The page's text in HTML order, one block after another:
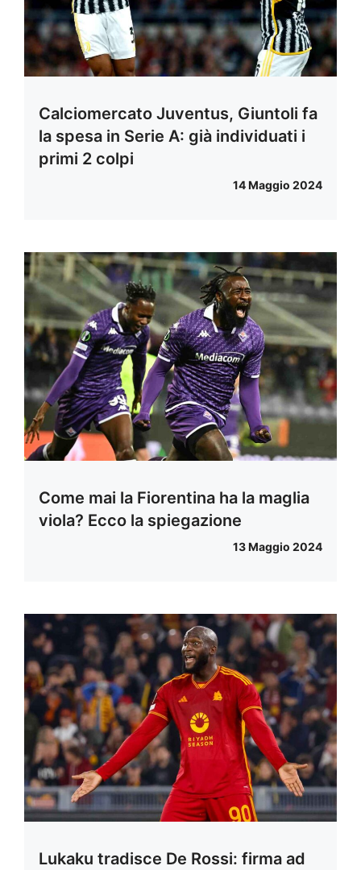
Calciomercato Juventus, Giuntoli fa
la spesa in Serie A: già individuati i
primi 2 colpi
14 Maggio 2024
Come mai la Fiorentina ha la maglia
viola? Ecco la spiegazione
13 Maggio 2024
Lukaku tradisce De Rossi: firma ad